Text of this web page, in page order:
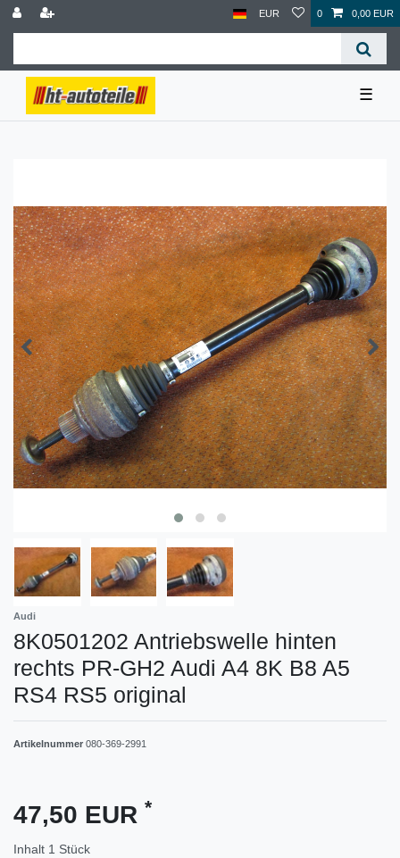
EUR 0 0,00 EUR
☰
Audi
8K0501202 Antriebswelle hinten
rechts PR-GH2 Audi A4 8K B8 A5
RS4 RS5 original
Artikelnummer 080-369-2991
47,50 EUR *
Inhalt 1 Stück